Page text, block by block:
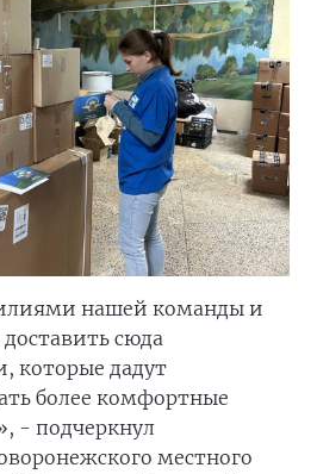
нашей команды и
сюда
которые дадут
более комфортные
- подчеркнул
местного